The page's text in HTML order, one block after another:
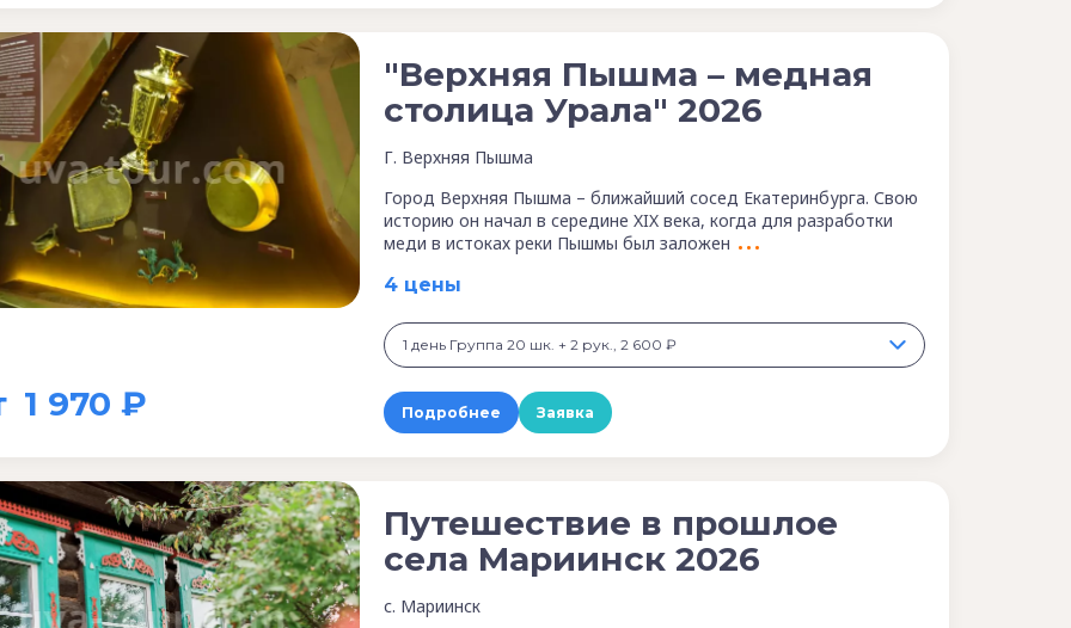
1 970 ₽
"Верхняя Пышма – медная
столица Урала" 2026
Г. Верхняя Пышма
Город Верхняя Пышма – ближайший сосед Екатеринбурга. Свою
историю он начал в середине XIX века, когда для разработки
меди в истоках реки Пышмы был заложен
4 цены
1 день Группа 20 шк. + 2 рук., 2 600 ₽
Подробнее Заявка
Путешествие в прошлое
села Мариинск 2026
с. Мариинск